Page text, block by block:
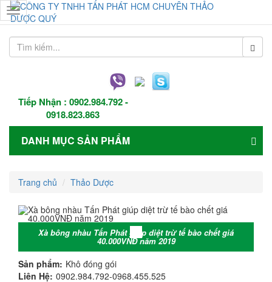
Tiếp Nhận : 0902.984.792-
0918.823.863
Toggle
navigation
DANH MỤC SẢN PHẨM
Trang chủ Thảo Dược
Xà bông nhàu Tấn Phát giúp diệt trừ tế bào chết giá
40.000VNĐ năm 2019
Sản phẩm: Khô đóng gói
Liên Hệ: 0902.984.792-0968.455.525